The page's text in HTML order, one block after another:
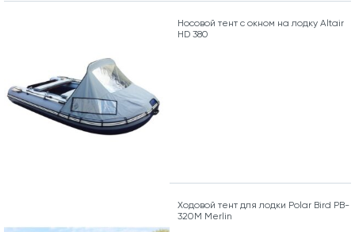
Носовой тент с окном на лодку Altair
HD 380
Ходовой тент для лодки Polar Bird PB-
320M Merlin